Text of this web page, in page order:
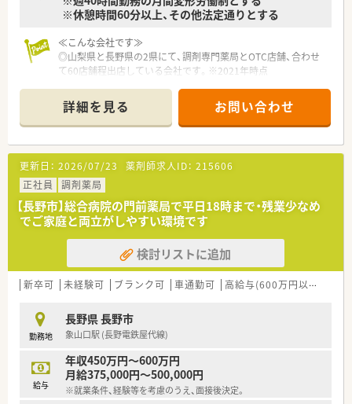
※休憩時間60分以上、その他法定通りとする
≪こんな会社です≫
◎山梨県と長野県の2県にて、調剤専門薬局とOTC店舗、合わせ
て60店舗程出店している会社です。※2021年時点
境がございます。
◎栄養士さんが常駐している店舗もあるなど、患者様の健康を全
面的にサポートしています。
◎調剤薬局経営だけでなく、レストランやスパ施設、スポーツジ
ムを経営しており、様々な視点より患者様、地域の方たちの健康
面をサポートしている会社です。
◎複数の事業展開から相互カバーをしており経営基盤が安定し
ています。
◎お客様の声に耳を傾け、ご意見を反映させた商品開発も行って
おり、地域の方々に根づいた会社です。
≪教育・制度の充実≫
◎定期的に勉強会や研修会が開催されており、今後ニーズが高ま
る在宅のほか専門性の高い知識を習得する事が出来ます。
◎認定薬剤師資格取得は会社にて全額負担となるなど、資格取得
のバックアップがあります。
≪地域の方たちとの交流≫
◎運動・食事などの面より身体を整えるセルフメディケーション
のセミナーなどを開催しており、地域の方たちのとの交流も行っ
ております。
詳細を見る お問い合わせ
更新日： 2026/07/23 薬剤師求人ID： 215606
正社員
調剤薬局
【長野市】総合病院の門前薬局で平日18時まで・残業少なめ
でご家庭と両立がしやすい環境です
検討リストに追加
新卒可 未経験可 ブランク可 車通勤可 高給与(600万円以上)
勤務地
長野県 長野市
象山口駅 (長野電鉄屋代線)
給与
年収450万円～600万円
月給375,000円～500,000円
※就業条件、経験等を考慮のうえ、面接後決定。